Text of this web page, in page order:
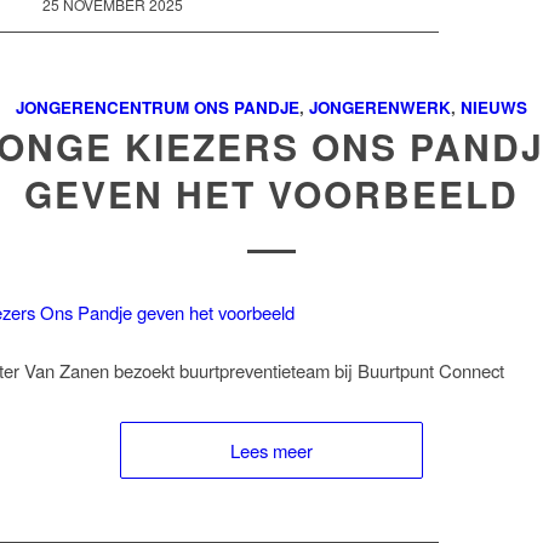
25 NOVEMBER 2025
JONGERENCENTRUM ONS PANDJE, JONGERENWERK, NIEUWS
KIEZERS ONS
GEVEN HET VOORBEELD
Van Zanen bezoekt buurtpreventieteam bij Buurtpunt Connect
Lees meer